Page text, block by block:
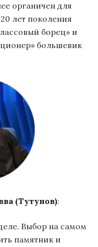
органичен для
лет поколения
борец» и
большевик
(Тутунов):
Выбор на самом
памятник и